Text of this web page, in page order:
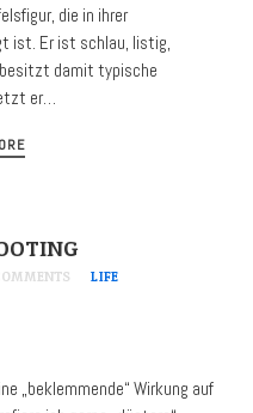
die in ihrer
ist. Er ist schlau, listig,
damit typische
er…
LIFE
„beklemmende“ Wirkung auf